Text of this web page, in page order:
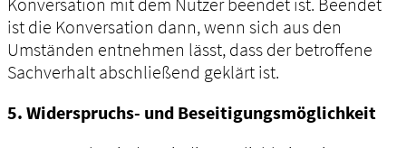
ist die Konversation dann, wenn sich aus den
Umständen entnehmen lässt, dass der betroffene
Sachverhalt abschließend geklärt ist.
5. Widerspruchs- und Beseitigungsmöglichkeit